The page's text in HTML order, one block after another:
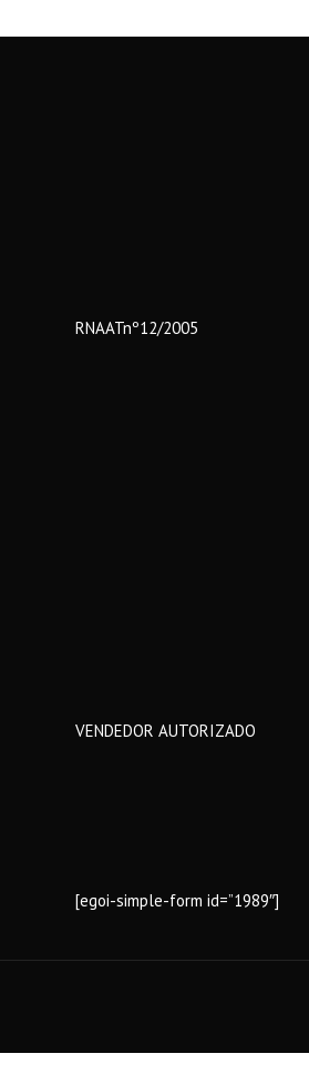
RNAATnº12/2005
VENDEDOR AUTORIZADO
[egoi-simple-form id=”1989″]